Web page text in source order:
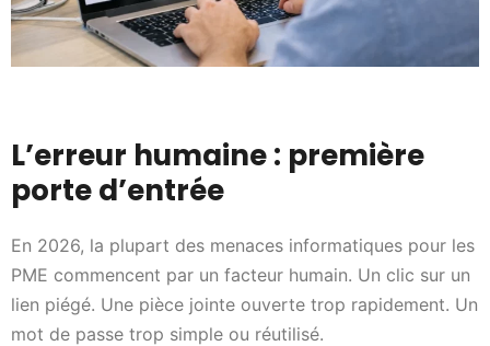
L’erreur humaine : première
porte d’entrée
En 2026, la plupart des menaces informatiques pour les
PME commencent par un facteur humain. Un clic sur un
lien piégé. Une pièce jointe ouverte trop rapidement. Un
mot de passe trop simple ou réutilisé.